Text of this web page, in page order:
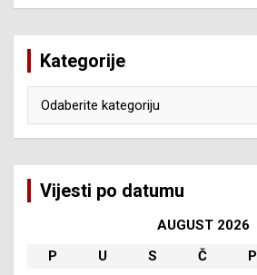
Kategorije
Vijesti po datumu
AUGUST 2026
P
U S Č P